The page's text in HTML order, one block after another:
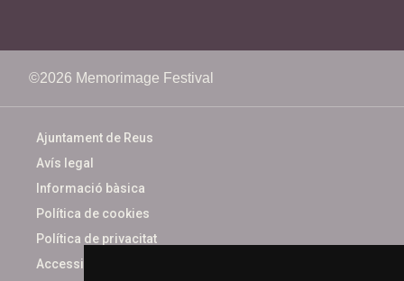
©2026 Memorimage Festival
Ajuntament de Reus
Avís legal
Informació bàsica
Política de cookies
Política de privacitat
Accessibilitat